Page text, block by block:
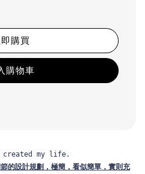
購買
購物車
my life.
的設計規劃， 極簡，看似簡單，實則充